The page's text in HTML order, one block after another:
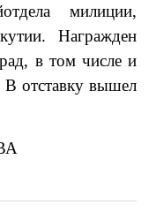
милиции,
Награжден
в том числе и
В отставку вышел